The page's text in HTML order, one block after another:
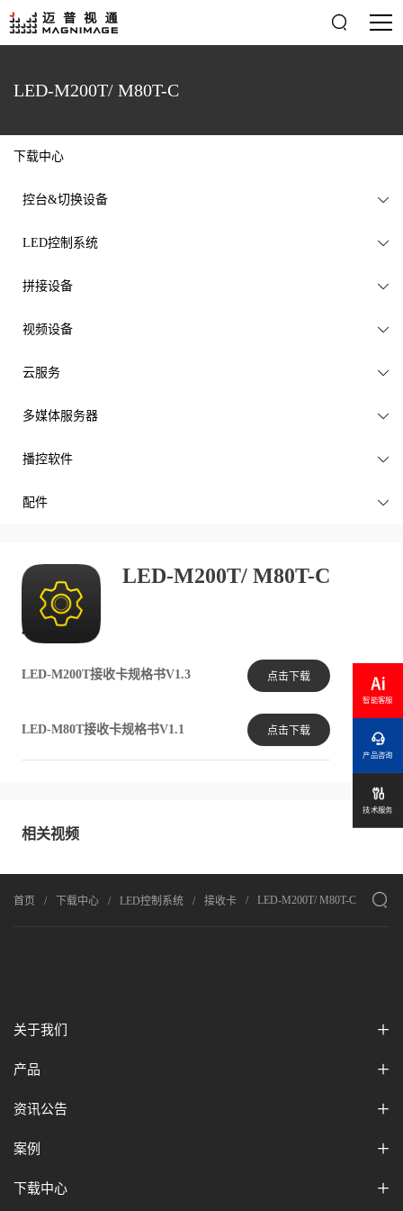

LED-M200T/ M80T-C
下载中心
控台&切换设备 
LED控制系统 
拼接设备 
视频设备 
云服务 
多媒体服务器 
播控软件 
配件 
LED-M200T/ M80T-C
产品文档
LED-M200T接收卡规格书V1.3 点击下载
LED-M80T接收卡规格书V1.1 点击下载
相关视频
首页 下载中心 LED控制系统 接收卡 LED-M200T/ M80T-C 
关于我们
产品
资讯公告
案例
下载中心
智能客服

产品咨询

技术服务